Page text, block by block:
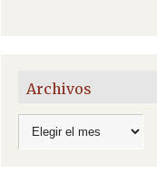
Archivos